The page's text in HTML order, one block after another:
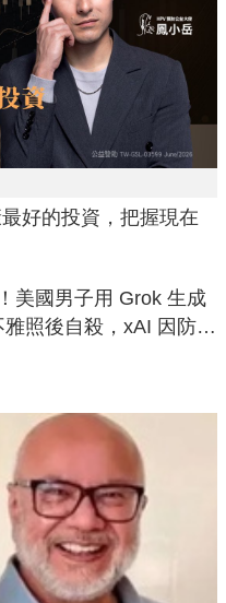
好的投資，把握現在
美國男子用 Grok 生成
照後自殺，xAI 因防護